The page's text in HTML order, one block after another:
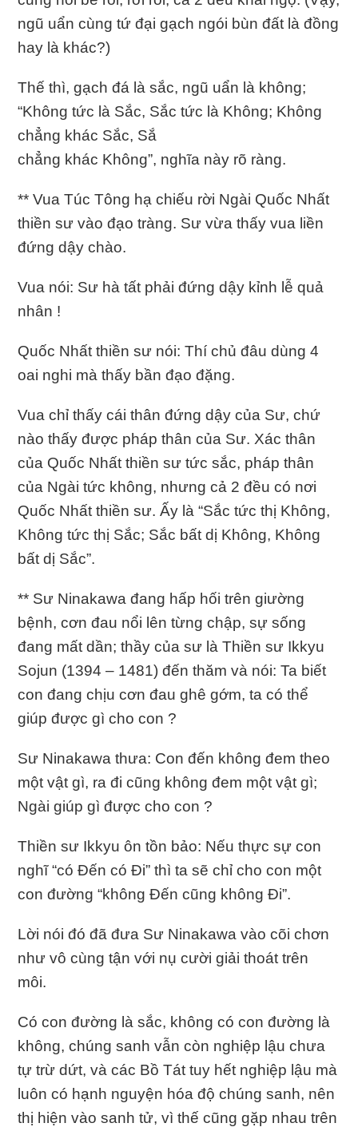
ngũ uẩn cùng tứ đại gạch ngói bùn đất là đồng
hay là khác?)
Thế thì, gạch đá là sắc, ngũ uẩn là không;
“Không tức là Sắc, Sắc tức là Không; Không
chẳng khác Sắc, Sắ
chẳng khác Không”, nghĩa này rõ ràng.
** Vua Túc Tông hạ chiếu rời Ngài Quốc Nhất
thiền sư vào đạo tràng. Sư vừa thấy vua liền
đứng dậy chào.
Vua nói: Sư hà tất phải đứng dậy kỉnh lễ quả
nhân !
Quốc Nhất thiền sư nói: Thí chủ đâu dùng 4
oai nghi mà thấy bần đạo đặng.
Vua chỉ thấy cái thân đứng dậy của Sư, chứ
nào thấy được pháp thân của Sư. Xác thân
của Quốc Nhất thiền sư tức sắc, pháp thân
của Ngài tức không, nhưng cả 2 đều có nơi
Quốc Nhất thiền sư. Ấy là “Sắc tức thị Không,
Không tức thị Sắc; Sắc bất dị Không, Không
bất dị Sắc”.
** Sư Ninakawa đang hấp hối trên giường
bệnh, cơn đau nổi lên từng chập, sự sống
đang mất dần; thầy của sư là Thiền sư Ikkyu
Sojun (1394 – 1481) đến thăm và nói: Ta biết
con đang chịu cơn đau ghê gớm, ta có thể
giúp được gì cho con ?
Sư Ninakawa thưa: Con đến không đem theo
một vật gì, ra đi cũng không đem một vật gì;
Ngài giúp gì được cho con ?
Thiền sư Ikkyu ôn tồn bảo: Nếu thực sự con
nghĩ “có Ðến có Ði” thì ta sẽ chỉ cho con một
con đường “không Ðến cũng không Ði”.
Lời nói đó đã đưa Sư Ninakawa vào cõi chơn
như vô cùng tận với nụ cười giải thoát trên
môi.
Có con đường là sắc, không có con đường là
không, chúng sanh vẫn còn nghiệp lậu chưa
tự trừ dứt, và các Bồ Tát tuy hết nghiệp lậu mà
luôn có hạnh nguyện hóa độ chúng sanh, nên
thị hiện vào sanh tử, vì thế cũng gặp nhau trên